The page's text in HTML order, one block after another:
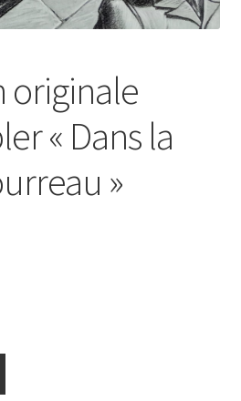
originale
« Dans la
»